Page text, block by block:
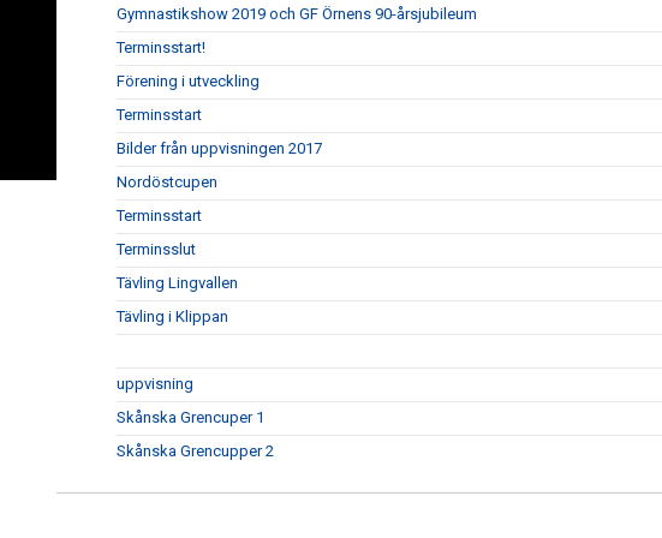
Gymnastikshow 2019 och GF Örnens 90-årsjubileum
Terminsstart!
Förening i utveckling
Terminsstart
Bilder från uppvisningen 2017
Nordöstcupen
Terminsstart
Terminsslut
Tävling Lingvallen
Tävling i Klippan
uppvisning
Skånska Grencuper 1
Skånska Grencupper 2